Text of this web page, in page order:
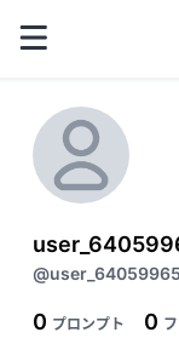
0 プロンプト 0